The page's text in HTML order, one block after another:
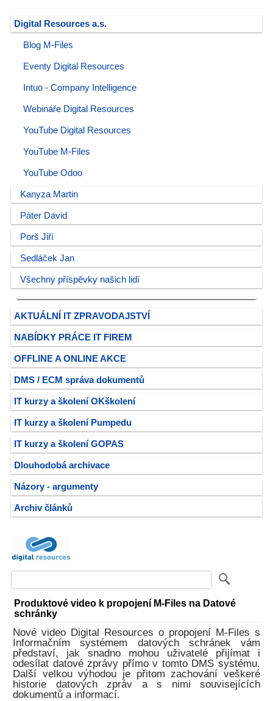
Digital Resources a.s.
Blog M-Files
Eventy Digital Resources
Intuo - Company Intelligence
Webináře Digital Resources
YouTube Digital Resources
YouTube M-Files
YouTube Odoo
Kanyza Martin
Páter David
Porš Jiří
Sedláček Jan
Všechny příspěvky našich lidí
AKTUÁLNÍ IT ZPRAVODAJSTVÍ
NABÍDKY PRÁCE IT FIREM
OFFLINE A ONLINE AKCE
DMS / ECM správa dokumentů
IT kurzy a školení OKškolení
IT kurzy a školení Pumpedu
IT kurzy a školení GOPAS
Dlouhodobá archivace
Názory - argumenty
Archiv článků
Produktové video k propojení M-Files na Datové
schránky
Nové video Digital Resources o propojení M-Files s
Informačním systémem datových schránek vám
představí, jak snadno mohou uživatelé přijímat i
odesílat datové zprávy přímo v tomto DMS systému.
Další velkou výhodou je přitom zachování veškeré
historie datových zpráv a s nimi souvisejících
dokumentů a informací.